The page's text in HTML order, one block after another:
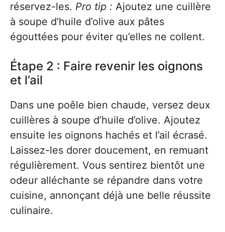
réservez-les. Pro tip : Ajoutez une cuillère
à soupe d’huile d’olive aux pâtes
égouttées pour éviter qu’elles ne collent.
Étape 2 : Faire revenir les oignons
et l’ail
Dans une poêle bien chaude, versez deux
cuillères à soupe d’huile d’olive. Ajoutez
ensuite les oignons hachés et l’ail écrasé.
Laissez-les dorer doucement, en remuant
régulièrement. Vous sentirez bientôt une
odeur alléchante se répandre dans votre
cuisine, annonçant déjà une belle réussite
culinaire.